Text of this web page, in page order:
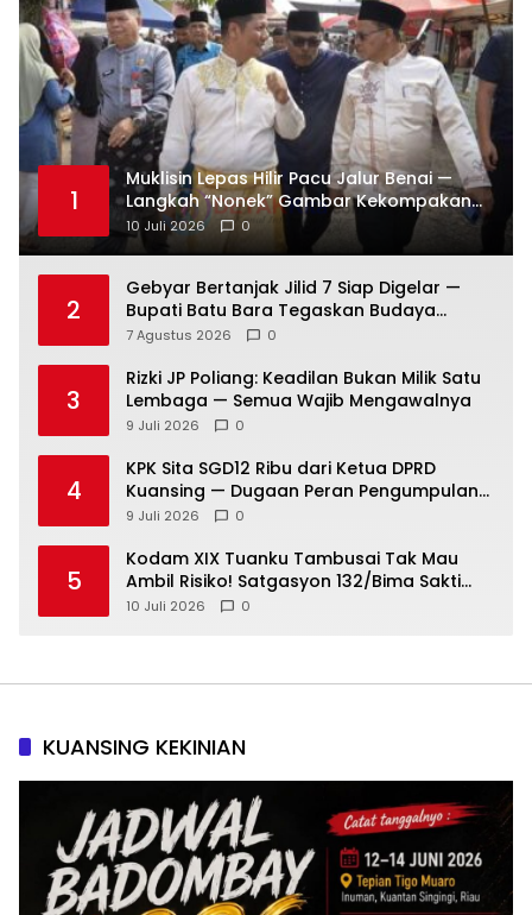
1
Muklisin Lepas Hilir Pacu Jalur Benai —
Langkah “Nonek” Gambar Kekompakan
Pemimpin Kuansing Jadi Simbol Kuat
Lestarikan Budaya
10 Juli 2026 0
2
Gebyar Bertanjak Jilid 7 Siap Digelar —
Bupati Batu Bara Tegaskan Budaya
Melayu Harus Tetap Hidup
7 Agustus 2026 0
3
Rizki JP Poliang: Keadilan Bukan Milik Satu
Lembaga — Semua Wajib Mengawalnya
9 Juli 2026 0
4
KPK Sita SGD12 Ribu dari Ketua DPRD
Kuansing — Dugaan Peran Pengumpulan
Dana Alih Fungsi Hutan Diusut
5
Kodam XIX Tuanku Tambusai Tak Mau
Ambil Risiko! Satgasyon 132/Bima Sakti
Diuji Total Sebelum Berangkat Operasi
KUANSING KEKINIAN